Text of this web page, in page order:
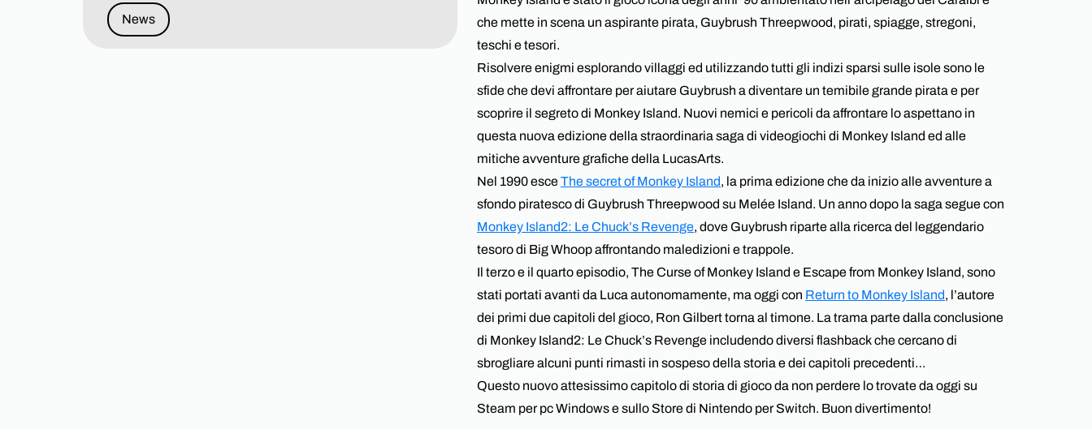
News
che mette in scena un aspirante pirata, Guybrush Threepwood, pirati, spiagge, stregoni,
teschi e tesori.
Risolvere enigmi esplorando villaggi ed utilizzando tutti gli indizi sparsi sulle isole sono le
sfide che devi affrontare per aiutare Guybrush a diventare un temibile grande pirata e per
scoprire il segreto di Monkey Island. Nuovi nemici e pericoli da affrontare lo aspettano in
questa nuova edizione della straordinaria saga di videogiochi di Monkey Island ed alle
mitiche avventure grafiche della LucasArts.
Nel 1990 esceThe secret of Monkey Island, la prima edizione che da inizio alle avventure a
sfondo piratesco di Guybrush Threepwood su Melée Island. Un anno dopo la saga segue con
Monkey Island2: Le Chuck’s Revenge, dove Guybrush riparte alla ricerca del leggendario
tesoro di Big Whoop affrontando maledizioni e trappole.
Il terzo e il quarto episodio, The Curse of Monkey Island e Escape from Monkey Island, sono
stati portati avanti da Luca autonomamente, ma oggi con Return to Monkey Island, l’autore
dei primi due capitoli del gioco, Ron Gilbert torna al timone. La trama parte dalla conclusione
di Monkey Island2: Le Chuck’s Revenge includendo diversi flashback che cercano di
sbrogliare alcuni punti rimasti in sospeso della storia e dei capitoli precedenti…
Questo nuovo attesissimo capitolo di storia di gioco da non perdere lo trovate da oggi su
Steam per pc Windows e sullo Store di Nintendo per Switch. Buon divertimento!